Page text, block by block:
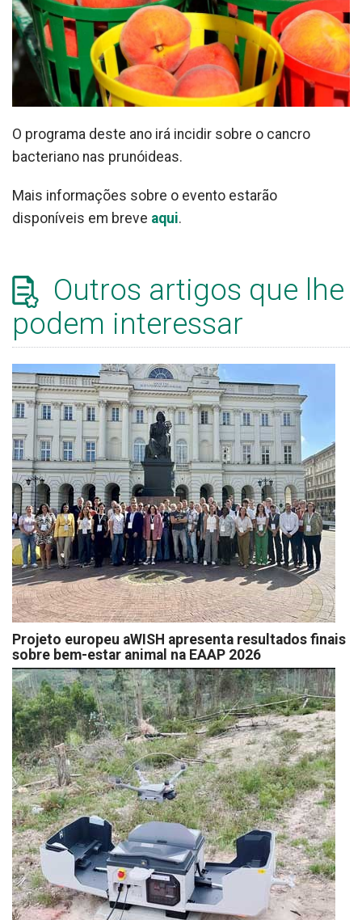
O programa deste ano irá incidir sobre o cancro
bacteriano nas prunóideas.
Mais informações sobre o evento estarão
disponíveis em breve aqui.
Outros artigos que lhe
podem interessar
Projeto europeu aWISH apresenta resultados finais
sobre bem-estar animal na EAAP 2026